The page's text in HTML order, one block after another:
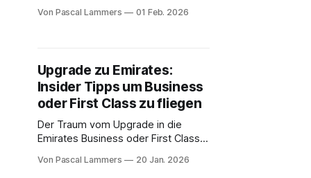
ist. Das System ist erfreulich
Statt sich durch komplizierte,
distanzbasierte Tabellen zu
kämpfen, schauen Sie einfach auf
Von Pascal Lammers 01 Feb. 2026
Upgrade zu Emirates:
Insider Tipps um Business
oder First Class zu fliegen
Der Traum vom Upgrade in die
Emirates Business oder First Class –
Nachricht ist: Das muss kein Traum
Von Pascal Lammers 20 Jan. 2026